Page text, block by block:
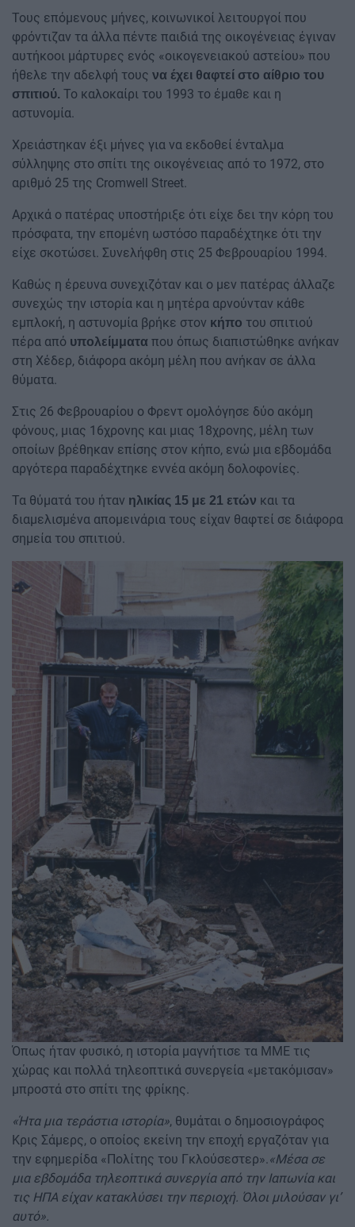
Τους επόμενους μήνες, κοινωνικοί λειτουργοί που
φρόντιζαν τα άλλα πέντε παιδιά της οικογένειας έγιναν
αυτήκοοι μάρτυρες ενός «οικογενειακού αστείου» που
ήθελε την αδελφή τους να έχει θαφτεί στο αίθριο του
σπιτιού. Το καλοκαίρι του 1993 το έμαθε και η
αστυνομία.
Χρειάστηκαν έξι μήνες για να εκδοθεί ένταλμα
σύλληψης στο σπίτι της οικογένειας από το 1972, στο
αριθμό 25 της Cromwell Street.
Αρχικά ο πατέρας υποστήριξε ότι είχε δει την κόρη του
πρόσφατα, την επομένη ωστόσο παραδέχτηκε ότι την
είχε σκοτώσει. Συνελήφθη στις 25 Φεβρουαρίου 1994.
Καθώς η έρευνα συνεχιζόταν και ο μεν πατέρας άλλαζε
συνεχώς την ιστορία και η μητέρα αρνούνταν κάθε
εμπλοκή, η αστυνομία βρήκε στον κήπο του σπιτιού
πέρα από υπολείμματα που όπως διαπιστώθηκε ανήκαν
στη Χέδερ, διάφορα ακόμη μέλη που ανήκαν σε άλλα
θύματα.
Στις 26 Φεβρουαρίου ο Φρεντ ομολόγησε δύο ακόμη
φόνους, μιας 16χρονης και μιας 18χρονης, μέλη των
οποίων βρέθηκαν επίσης στον κήπο, ενώ μια εβδομάδα
αργότερα παραδέχτηκε εννέα ακόμη δολοφονίες.
Τα θύματά του ήταν ηλικίας 15 με 21 ετών και τα
διαμελισμένα απομεινάρια τους είχαν θαφτεί σε διάφορα
σημεία του σπιτιού.
Όπως ήταν φυσικό, η ιστορία μαγνήτισε τα ΜΜΕ τις
χώρας και πολλά τηλεοπτικά συνεργεία «μετακόμισαν»
μπροστά στο σπίτι της φρίκης.
«Ήτα μια τεράστια ιστορία», θυμάται ο δημοσιογράφος
Κρις Σάμερς, ο οποίος εκείνη την εποχή εργαζόταν για
την εφημερίδα «Πολίτης του Γκλούσεστερ».«Μέσα σε
μια εβδομάδα τηλεοπτικά συνεργία από την Ιαπωνία και
τις ΗΠΑ είχαν κατακλύσει την περιοχή. Όλοι μιλούσαν γι’
αυτό».